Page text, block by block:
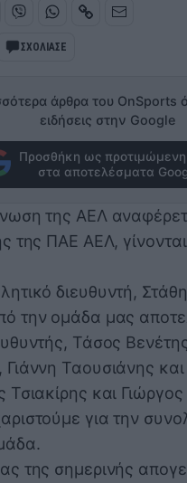
ΣΧΟΛΙΑΣΕ
άρθρα του OnSports
ειδήσεις στην Google
Προσθήκη ως προτιμώμενη
στα αποτελέσματα
της ΑΕΛ
της ΠΑΕ ΑΕΛ,
διευθυντή,
την ομάδα μας
Τάσος
Ταουσιάνης
Τσιακίρης και
για την
της σημερινής